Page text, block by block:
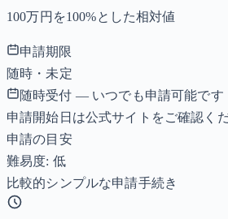
100万円を100%とした相対値
申請期限
随時・未定
随時受付 — いつでも申請可能です
申請開始日は公式サイトをご確認く
申請の目安
難易度: 低
比較的シンプルな申請手続き